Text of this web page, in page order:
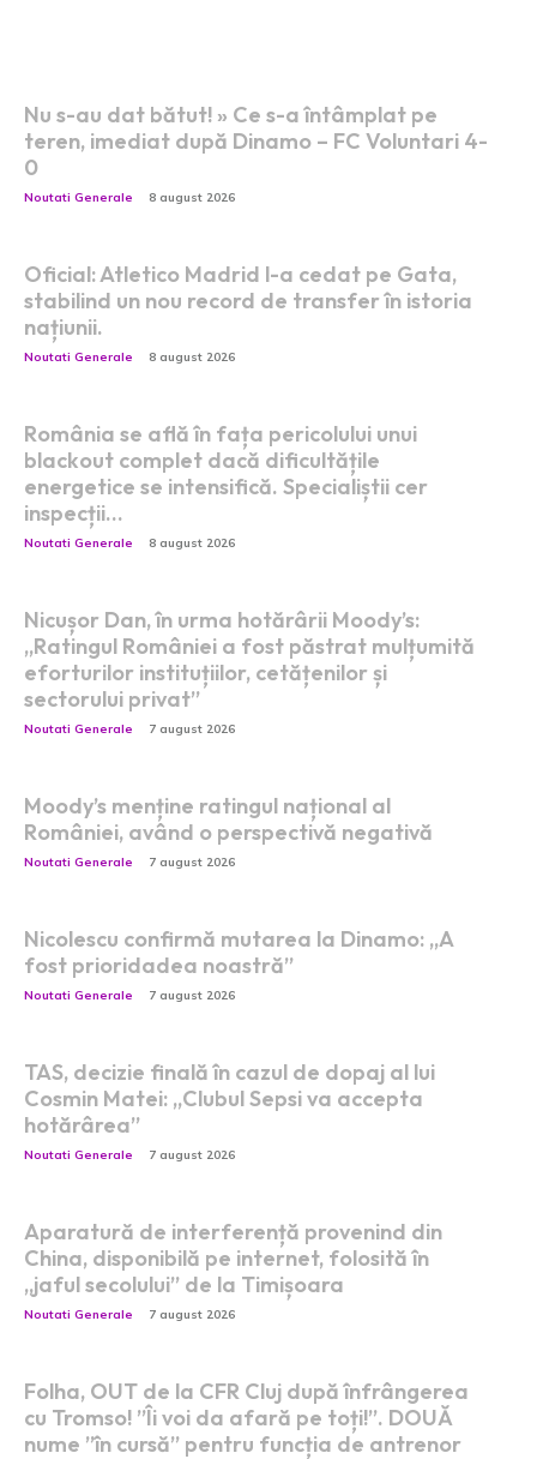
Nu s-au dat bătut! » Ce s-a întâmplat pe
teren, imediat după Dinamo – FC Voluntari 4-
0
Noutati Generale 8 august 2026
Oficial: Atletico Madrid l-a cedat pe Gata,
stabilind un nou record de transfer în istoria
națiunii.
Noutati Generale 8 august 2026
România se află în fața pericolului unui
blackout complet dacă dificultățile
energetice se intensifică. Specialiștii cer
inspecții…
Noutati Generale 8 august 2026
Nicușor Dan, în urma hotărârii Moody’s:
„Ratingul României a fost păstrat mulțumită
eforturilor instituțiilor, cetățenilor și
sectorului privat”
Noutati Generale 7 august 2026
Moody’s menține ratingul național al
României, având o perspectivă negativă
Noutati Generale 7 august 2026
Nicolescu confirmă mutarea la Dinamo: „A
fost prioridadea noastră”
Noutati Generale 7 august 2026
TAS, decizie finală în cazul de dopaj al lui
Cosmin Matei: „Clubul Sepsi va accepta
hotărârea”
Noutati Generale 7 august 2026
Aparatură de interferență provenind din
China, disponibilă pe internet, folosită în
„jaful secolului” de la Timișoara
Noutati Generale 7 august 2026
Folha, OUT de la CFR Cluj după înfrângerea
cu Tromso! ”Îi voi da afară pe toți!”. DOUĂ
nume ”în cursă” pentru funcția de antrenor